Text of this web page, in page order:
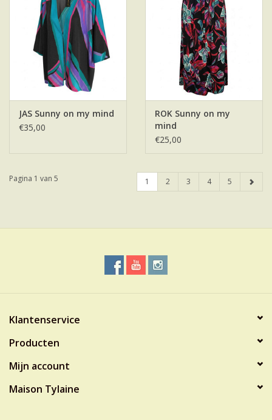
JAS Sunny on my mind
€35,00
ROK Sunny on my
mind
€25,00
Pagina 1 van 5 1 2 3 4 5
Klantenservice
Producten
Mijn account
Maison Tylaine